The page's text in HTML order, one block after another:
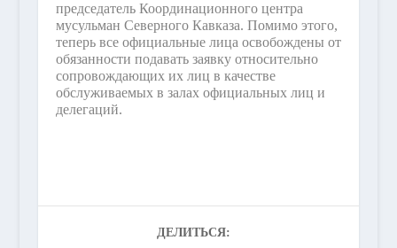
председатель Координационного центра
мусульман Северного Кавказа. Помимо этого,
теперь все официальные лица освобождены от
обязанности подавать заявку относительно
сопровождающих их лиц в качестве
обслуживаемых в залах официальных лиц и
делегаций.
ДЕЛИТЬСЯ: